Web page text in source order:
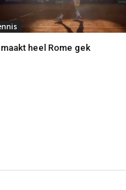
maakt heel Rome gek